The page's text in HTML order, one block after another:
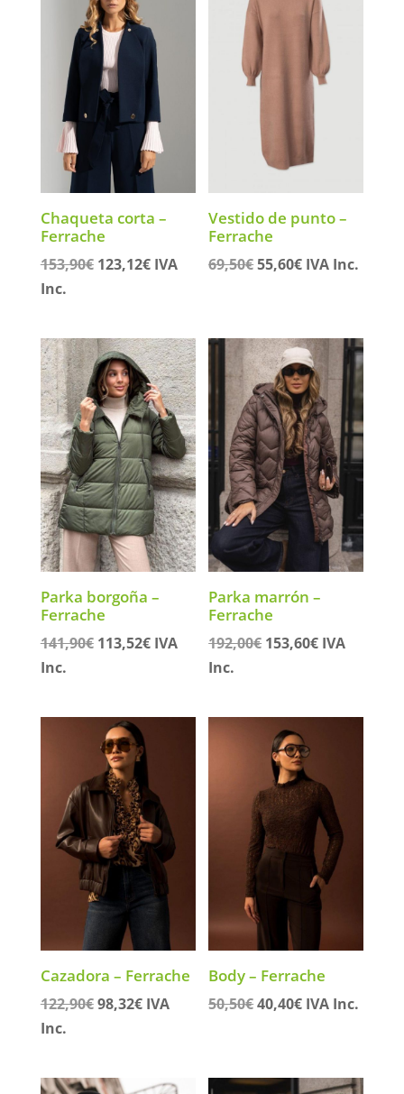
Chaqueta corta –
Ferrache
153,90€ El
era:
153,90€.
123,12€El
es:
123,12€.
IVA
Inc.
Vestido de punto –
Ferrache
69,50€El
era:
69,50€.
55,60€El
es:
55,60€.
IVA Inc.
Parka borgoña –
Ferrache
141,90€ El
era:
141,90€.
113,52€El
es:
IVA
Inc.
Parka marrón –
Ferrache
192,00€ El
era:
192,00€.
153,60€El
es:
IVA
Inc.
Cazadora – Ferrache
122,90€El
era:
98,32€ElIVA
Inc.
Body – Ferrache
50,50€El
era:
40,40€El
es:
IVA Inc.